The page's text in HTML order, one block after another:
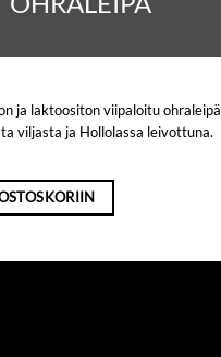
ja laktoositon viipaloitu ohraleipä
viljasta ja Hollolassa leivottuna.